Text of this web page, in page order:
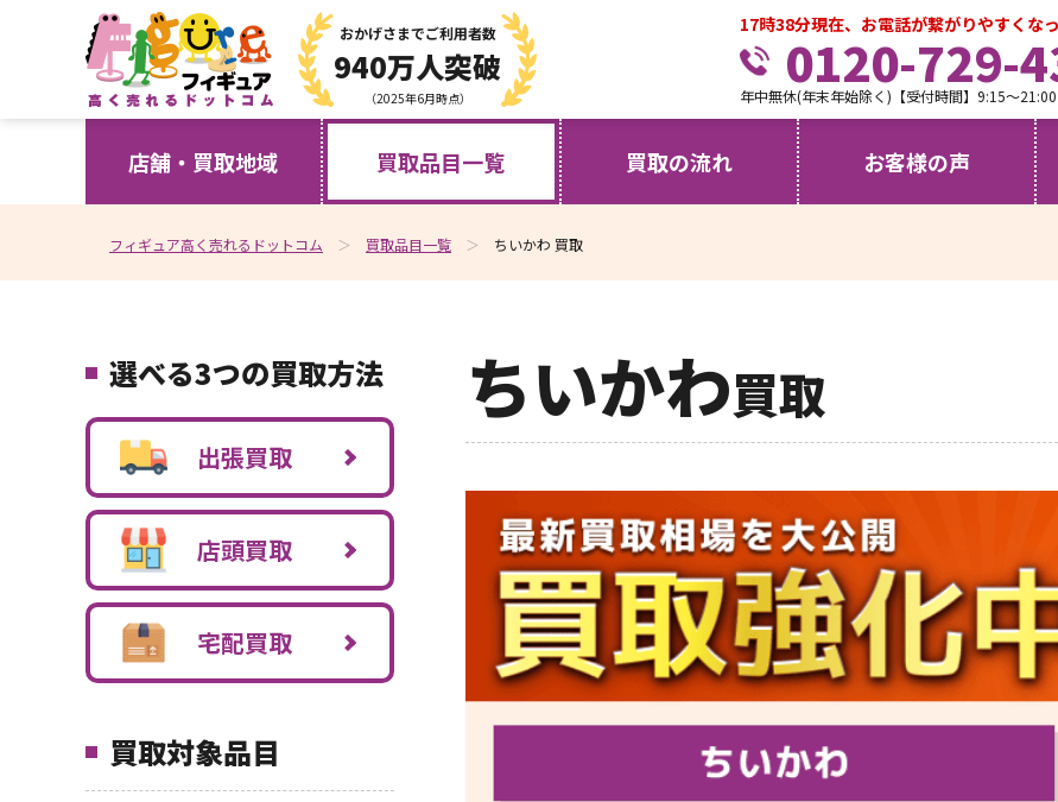
おかげさまでご利用者数
940万人突破
（2025年6月時点）
17時38分現在、お電話が繋がりやすくな
0120-729-
年中無休(年末年始除く)【受付時間】9:15～21:00
店舗・買取地域 買取品目一覧 買取の流れ お客様の声
フィギュア高く売れるドットコム 買取品目一覧 ちいかわ 買取
ちいかわ買取
選べる3つの買取方法
出張買取
店頭買取
宅配買取
買取対象品目